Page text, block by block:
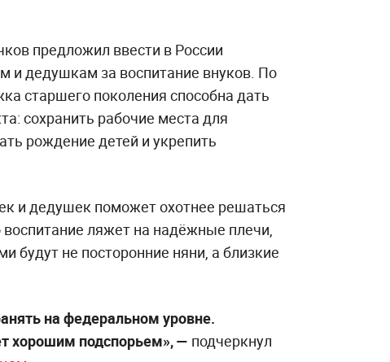
предложил ввести в России
дедушкам за воспитание внуков. По
старшего поколения способна дать
сохранить рабочие места для
рождение детей и укрепить
и дедушек поможет охотнее решаться
воспитание ляжет на надёжные плечи,
будут не посторонние няни, а близкие
на федеральном уровне.
хорошим подспорьем», — подчеркнул